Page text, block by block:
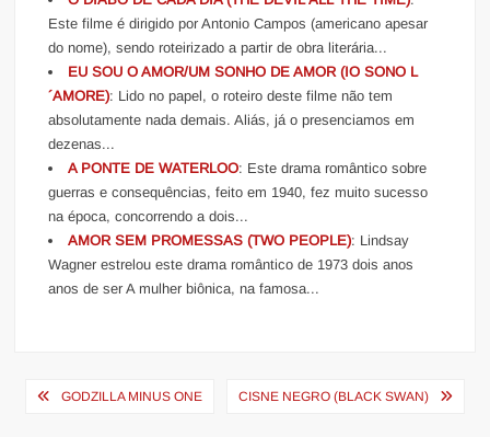
Este filme é dirigido por Antonio Campos (americano apesar
do nome), sendo roteirizado a partir de obra literária...
EU SOU O AMOR/UM SONHO DE AMOR (IO SONO L
´AMORE): Lido no papel, o roteiro deste filme não tem
absolutamente nada demais. Aliás, já o presenciamos em
dezenas...
A PONTE DE WATERLOO: Este drama romântico sobre
guerras e consequências, feito em 1940, fez muito sucesso
na época, concorrendo a dois...
AMOR SEM PROMESSAS (TWO PEOPLE): Lindsay
Wagner estrelou este drama romântico de 1973 dois anos
anos de ser A mulher biônica, na famosa...
Navegação
GODZILLA MINUS ONE CISNE NEGRO (BLACK SWAN)